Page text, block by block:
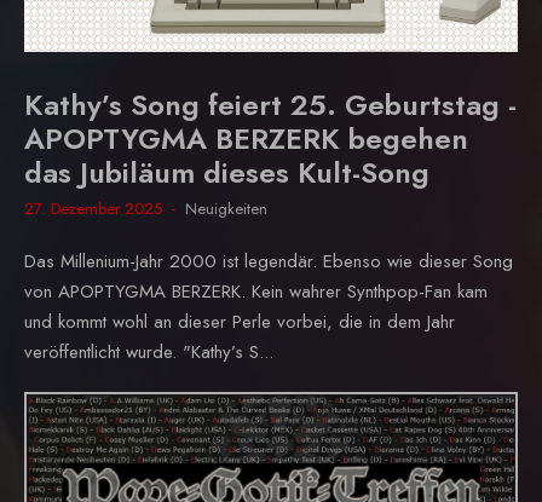
Kathy’s Song feiert 25. Geburtstag -
APOPTYGMA BERZERK begehen
das Jubiläum dieses Kult-Song
27. Dezember 2025 Neuigkeiten
Das Millenium-Jahr 2000 ist legendär. Ebenso wie dieser Song
von APOPTYGMA BERZERK. Kein wahrer Synthpop-Fan kam
und kommt wohl an dieser Perle vorbei, die in dem Jahr
veröffentlicht wurde. "Kathy’s S...